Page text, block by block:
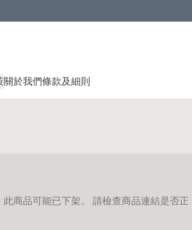
關於我們條款及細則
商品可能已下架。 請檢查商品連結是否正